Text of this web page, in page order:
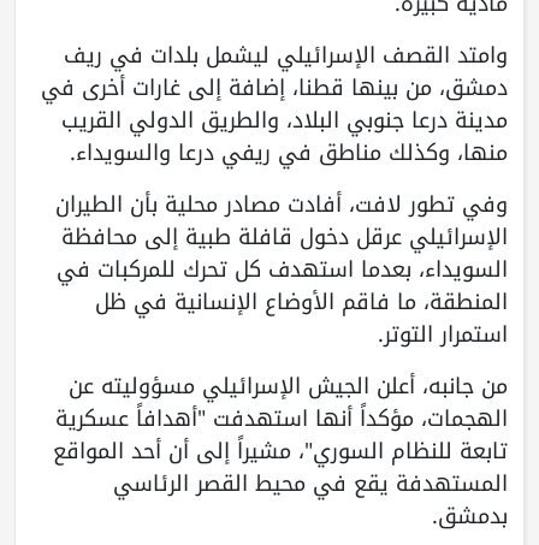
وامتد القصف الإسرائيلي ليشمل بلدات في ريف
دمشق، من بينها قطنا، إضافة إلى غارات أخرى في
مدينة درعا جنوبي البلاد، والطريق الدولي القريب
منها، وكذلك مناطق في ريفي درعا والسويداء.
وفي تطور لافت، أفادت مصادر محلية بأن الطيران
الإسرائيلي عرقل دخول قافلة طبية إلى محافظة
السويداء، بعدما استهدف كل تحرك للمركبات في
المنطقة، ما فاقم الأوضاع الإنسانية في ظل
استمرار التوتر.
من جانبه، أعلن الجيش الإسرائيلي مسؤوليته عن
الهجمات، مؤكداً أنها استهدفت "أهدافاً عسكرية
تابعة للنظام السوري"، مشيراً إلى أن أحد المواقع
المستهدفة يقع في محيط القصر الرئاسي
بدمشق.